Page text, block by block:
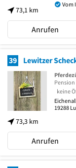
73,1 km
Vom
Anrufen
39 Lewitzer
73,3 km
Pension
keine
19288
Anrufen